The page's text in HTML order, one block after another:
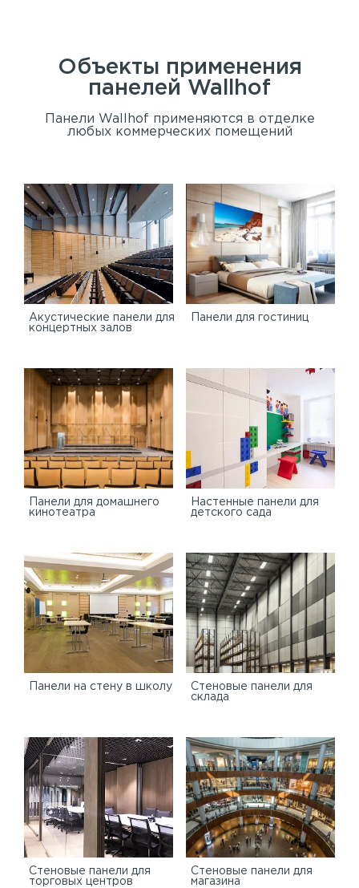
Объекты применения
панелей Wallhof
Панели Wallhof применяются в отделке
любых коммерческих помещений
Акустические панели для
концертных залов
Панели для гостиниц
Панели для домашнего
кинотеатра
Настенные панели для
детского сада
Панели на стену в школу
Стеновые панели для
склада
Cтеновые панели для
торговых центров
Стеновые панели для
магазина